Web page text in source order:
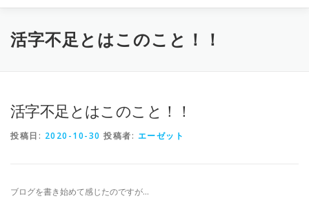
キ
HOME 会社案内 注文方法 初めての方へ
活字不足とはこのこと！！
活字不足とはこのこと！！
投稿日: 2020-10-30 投稿者: エーゼット
ブログを書き始めて感じたのですが…